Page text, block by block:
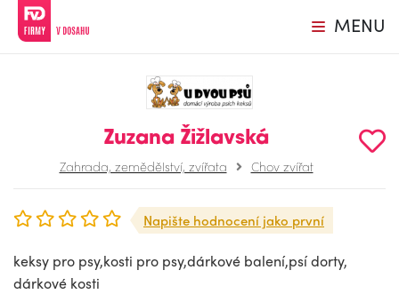
MENU
Zuzana Žižlavská
Zahrada, zemědělství, zvířata Chov zvířat
Napište hodnocení jako první
keksy pro psy,kosti pro psy,dárkové balení,psí dorty,
dárkové kosti